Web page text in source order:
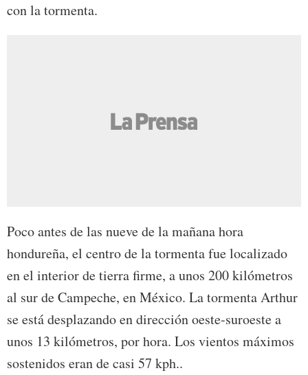
con la tormenta.
Poco antes de las nueve de la mañana hora
hondureña, el centro de la tormenta fue localizado
en el interior de tierra firme, a unos 200 kilómetros
al sur de Campeche, en México. La tormenta Arthur
se está desplazando en dirección oeste-suroeste a
unos 13 kilómetros, por hora. Los vientos máximos
sostenidos eran de casi 57 kph..